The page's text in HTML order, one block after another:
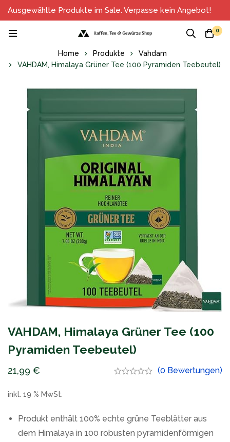
Ausgewählte Produkte im Sale. Verpasse kein Angebot!
0
Home Produkte
Vahdam
VAHDAM, Himalaya Grüner Tee (100 Pyramiden Teebeutel)
VAHDAM, Himalaya Grüner Tee (100
Pyramiden Teebeutel)
21,99 € (0 Bewertungen)
inkl. 19 % MwSt.
Produkt enthält 100% echte grüne Teeblätter aus
dem Himalaya in 100 robusten pyramidenförmigen